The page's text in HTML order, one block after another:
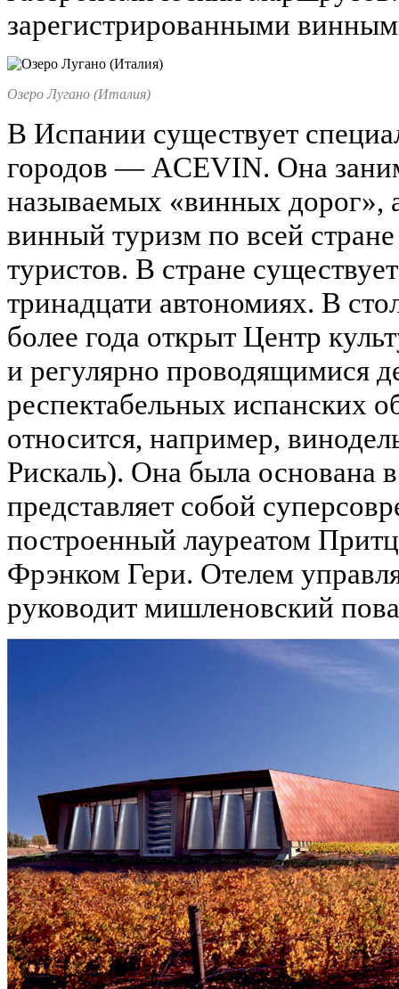
зарегистрированными
Озеро Лугано (Италия)
В Испании существует
городов — ACEVIN. Она
называемых «винных дорог»,
винный туризм по всей
туристов. В стране
тринадцати автономиях. В
более года открыт Центр
и регулярно проводящимися
респектабельных испанских
относится, например,
Рискаль). Она была основана
представляет собой
построенный лауреатом
Фрэнком Гери. Отелем
руководит мишленовский